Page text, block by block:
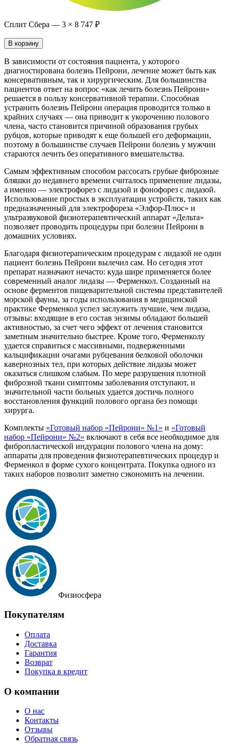
Сплит Сбера — 3 × 8 747 ₽
В корзину
В зависимости от состояния пациента, у которого
диагностирована болезнь Пейрони, лечение может быть как
консервативным, так и хирургическим. Для большинства
пациентов ответ на вопрос «как лечить болезнь Пейрони»
решается в пользу консервативной терапии. Способная
устранить болезнь Пейрони операция проводится только в
крайних случаях — она приводит к укорочению полового
члена, часто становится причиной образования грубых
рубцов, которые приводят к еще большей его деформации,
поэтому в большинстве случаев Пейрони болезнь у мужчин
стараются лечить без оперативного вмешательства.
Самым эффективным способом рассосать грубые фиброзные
бляшки до недавнего времени считалось применение лидазы,
а именно — электрофорез с лидазой и фонофорез с лидазой.
Использование простых в эксплуатации устройств, таких как
предназначенный для электрофореза «Элфор-Плюс» и
ультразвуковой физиотерапевтический аппарат «Дельта»
позволяет проводить процедуры при болезни Пейрони в
домашних условиях.
Благодаря физиотерапическим процедурам с лидазой не один
пациент болезнь Пейрони вылечил сам. Но сегодня этот
препарат назначают нечасто: куда шире применяется более
современный аналог лидазы — Ферменкол. Созданный на
основе ферментов пищеварительной системы представителей
морской фауны, за годы использования в медицинской
практике Ферменкол успел заслужить лучшие, чем лидаза,
отзывы: входящие в его состав энзимы обладают большей
активностью, за счет чего эффект от лечения становится
заметным значительно быстрее. Кроме того, Ферменколу
удается справиться с массивными, подверженными
кальцификации очагами рубцевания белковой оболочки
кавернозных тел, при которых действие лидазы может
оказаться слишком слабым. По мере разрушения плотной
фиброзной ткани симптомы заболевания отступают, и
значительной части больных удается достичь полного
восстановления функций полового органа без помощи
хирурга.
Комплекты «Готовый набор «Пейрони» №1» и «Готовый
набор «Пейрони» №2» включают в себя все необходимое для
фибропластической индурации полового члена на дому:
аппараты для проведения физиотерапевтических процедур и
Ферменкол в форме сухого концентрата. Покупка одного из
таких наборов позволит заметно сэкономить на лечении.
Физиосфера
Покупателям
Оплата
Доставка
Гарантия
Возврат
Покупка в кредит
О компании
О нас
Контакты
Отзывы
Обратная связь